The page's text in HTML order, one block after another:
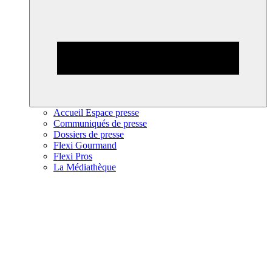
Accueil Espace presse
Communiqués de presse
Dossiers de presse
Flexi Gourmand
Flexi Pros
La Médiathèque